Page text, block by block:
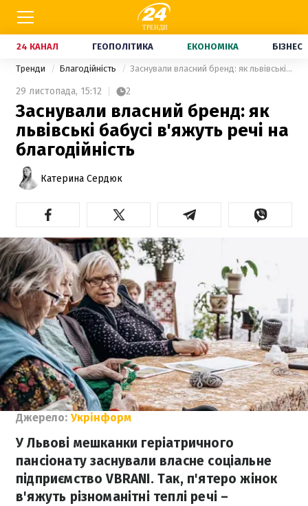
24 КАНАЛ ГЕОПОЛІТИКА ЕКОНОМІКА БІЗНЕС
Тренди Благодійність Заснували власний бренд: як львівські бабусі в'яжуть речі на благодійність
29 листопада, 15:12 2
Заснували власний бренд: як
львівські бабусі в'яжуть речі на
благодійність
Катерина Сердюк
Джерело: Укрінформ
У Львові мешканки геріатричного
пансіонату заснували власне соціальне
підприємство VBRANI. Так, п'ятеро жінок
в'яжуть різноманітні теплі речі –